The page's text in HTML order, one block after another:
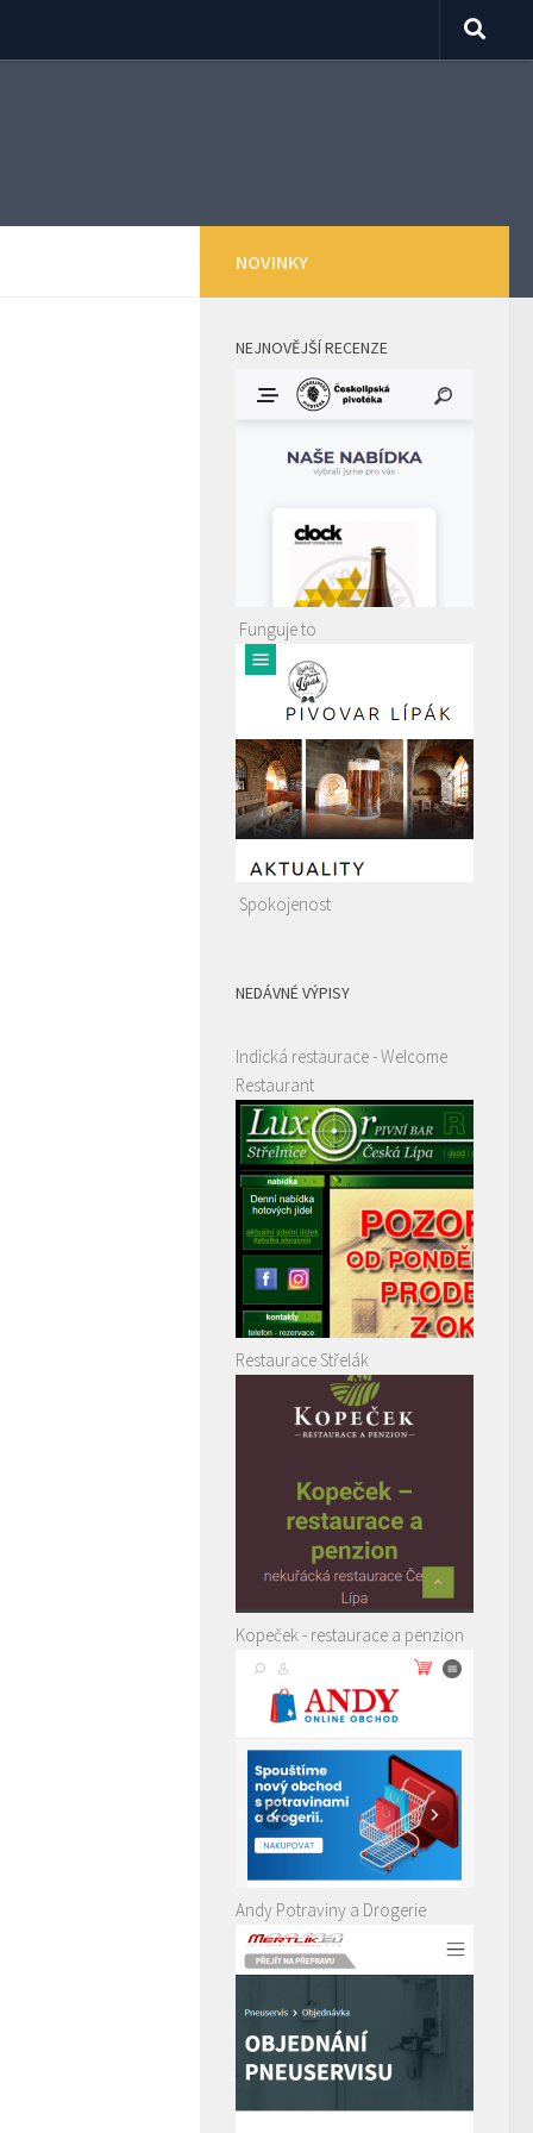
NOVINKY
NEJNOVĚJŠÍ RECENZE
Funguje to
Spokojenost
NEDÁVNÉ VÝPISY
Indická restaurace - Welcome
Restaurant
Restaurace Střelák
Kopeček - restaurace a penzion
Andy Potraviny a Drogerie